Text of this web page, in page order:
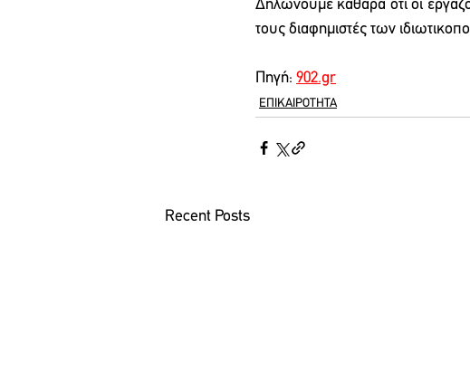
Δηλώνουμε καθαρά ότι οι
τους διαφημιστές των
Πηγή: 902.gr
ΕΠΙΚΑΙΡΟΤΗΤΑ
Recent Posts